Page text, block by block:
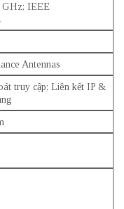
GHz; IEEE
Antennas
truy cập; Liên kết IP &